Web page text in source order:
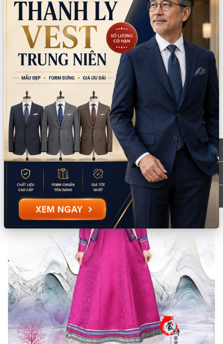
Xuất xứ:Trung Quốc
Hướng dẫn sử dụng:
Giặt tay/giặt máy
Lưu ý:
Không dùng thuốc tẩy Không giặt bằng nước sôi
Mô tả sản phẩm